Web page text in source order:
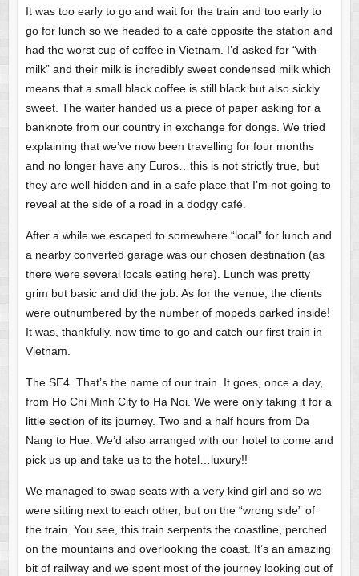
It was too early to go and wait for the train and too early to
go for lunch so we headed to a café opposite the station and
had the worst cup of coffee in Vietnam. I’d asked for “with
milk” and their milk is incredibly sweet condensed milk which
means that a small black coffee is still black but also sickly
sweet. The waiter handed us a piece of paper asking for a
banknote from our country in exchange for dongs. We tried
explaining that we’ve now been travelling for four months
and no longer have any Euros…this is not strictly true, but
they are well hidden and in a safe place that I’m not going to
reveal at the side of a road in a dodgy café.
After a while we escaped to somewhere “local” for lunch and
a nearby converted garage was our chosen destination (as
there were several locals eating here). Lunch was pretty
grim but basic and did the job. As for the venue, the clients
were outnumbered by the number of mopeds parked inside!
It was, thankfully, now time to go and catch our first train in
Vietnam.
The SE4. That’s the name of our train. It goes, once a day,
from Ho Chi Minh City to Ha Noi. We were only taking it for a
little section of its journey. Two and a half hours from Da
Nang to Hue. We’d also arranged with our hotel to come and
pick us up and take us to the hotel…luxury!!
We managed to swap seats with a very kind girl and so we
were sitting next to each other, but on the “wrong side” of
the train. You see, this train serpents the coastline, perched
on the mountains and overlooking the coast. It’s an amazing
bit of railway and we spent most of the journey looking out of